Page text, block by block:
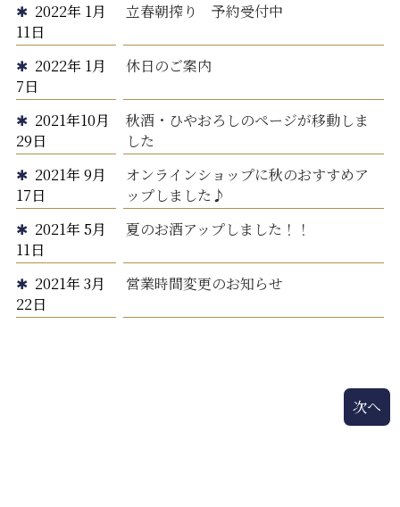
2022年 1月
11日
立春朝搾り 予約受付中
2022年 1月
7日
休日のご案内
2021年10月
29日
秋酒・ひやおろしのページが移動しま
した
2021年 9月
17日
オンラインショップに秋のおすすめア
ップしました♪
2021年 5月
11日
夏のお酒アップしました！！
2021年 3月
22日
営業時間変更のお知らせ
次へ